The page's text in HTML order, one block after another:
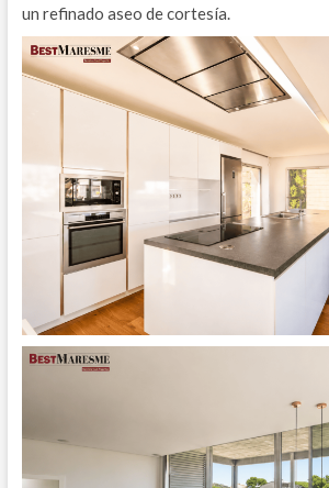
un refinado aseo de cortesía.